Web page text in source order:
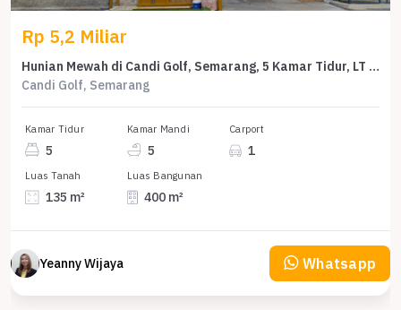
Rp 5,2 Miliar
Hunian Mewah di Candi Golf, Semarang, 5 Kamar Tidur, LT 135m²
Candi Golf, Semarang
Kamar Tidur
5
Kamar Mandi
5
Carport
1
Luas Tanah
135 m²
Luas Bangunan
400 m²
Yeanny Wijaya Whatsapp